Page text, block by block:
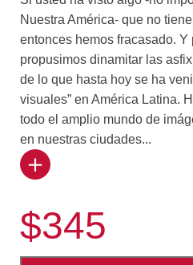
Nuestra América- que no
entonces hemos fracasado.
propusimos dinamitar las
de lo que hasta hoy se ha
visuales” en América Latina.
todo el amplio mundo de
en nuestras ciudades...
y pueblos. Toda la vasta
un carnet de identidad, desde
indoamericanos, las deidades
cruz y la estrella tupamara
$345